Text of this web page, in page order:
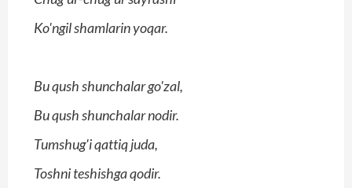
Ko'ngil shamlarin yoqar.
Bu qush shunchalar go'zal,
Bu qush shunchalar nodir.
Tumshug'i qattiq juda,
Toshni teshishga qodir.